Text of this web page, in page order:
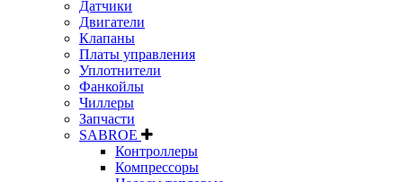
Датчики
Двигатели
Клапаны
Платы управления
Уплотнители
Фанкойлы
Чиллеры
Запчасти
SABROE
Контроллеры
Компрессоры